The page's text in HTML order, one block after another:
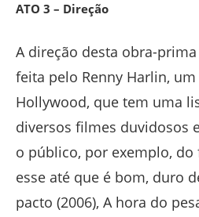
ATO 3 – Direção
A direção desta obra-
feita pelo Renny Harlin,
Hollywood, que tem uma
diversos filmes duvidosos
o público, por exemplo, do
esse até que é bom, duro
pacto (2006), A hora do